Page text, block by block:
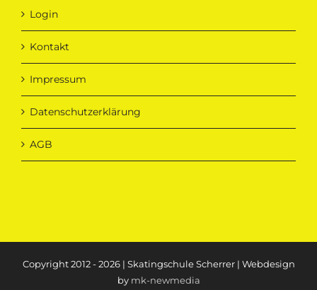
Login
Kontakt
Impressum
Datenschutzerklärung
AGB
Copyright 2012 - 2026 | Skatingschule Scherrer | Webdesign
by mk-newmedia